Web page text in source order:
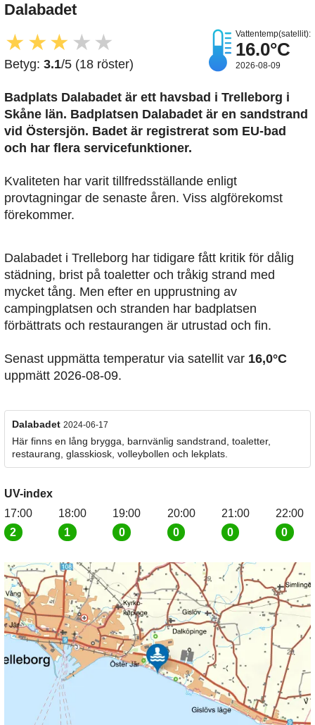
Dalabadet
★ ★★ ★ ★
Betyg: 3.1/5 (18 röster)
Vattentemp(satellit):
16.0°C
2026-08-09
Badplats Dalabadet är ett havsbad i Trelleborg i
Skåne län. Badplatsen Dalabadet är en sandstrand
vid Östersjön. Badet är registrerat som EU-bad
och har flera servicefunktioner.
Kvaliteten har varit tillfredsställande enligt
provtagningar de senaste åren. Viss algförekomst
förekommer.
Dalabadet i Trelleborg har tidigare fått kritik för dålig
städning, brist på toaletter och tråkig strand med
mycket tång. Men efter en upprustning av
campingplatsen och stranden har badplatsen
förbättrats och restaurangen är utrustad och fin.
Senast uppmätta temperatur via satellit var 16,0°C
uppmätt 2026-08-09.
Dalabadet 2024-06-17
Här finns en lång brygga, barnvänlig sandstrand, toaletter,
restaurang, glasskiosk, volleybollen och lekplats.
UV-index
17:00
2
18:00
1
19:00
0
20:00
0
21:00
0
22:00
0